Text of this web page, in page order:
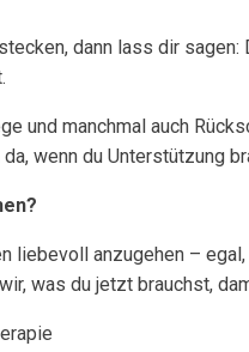
dann lass dir sagen:
und manchmal auch
wenn du Unterstützung
liebevoll anzugehen –
was du jetzt brauchst,